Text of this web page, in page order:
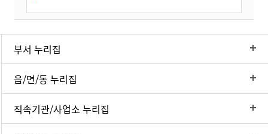
부서 누리집
읍/면/동 누리집
직속기관/사업소 누리집